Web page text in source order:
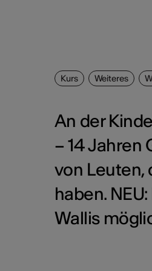
Kurs Weiteres
An der
– 14 Jahren
von Leuten,
haben.
Wallis